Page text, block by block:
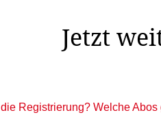
Jetzt
Registrierung? Welche Abos